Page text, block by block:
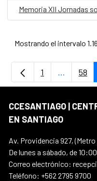
Mostrando el intervalo
Página
1 ...Páginas
58
CCESANTIAGO |
EN SANTIAGO
Av. Providencia 927,
De lunes a sábado, de
Correo electrónico:
Teléfono: +562 2795 9700